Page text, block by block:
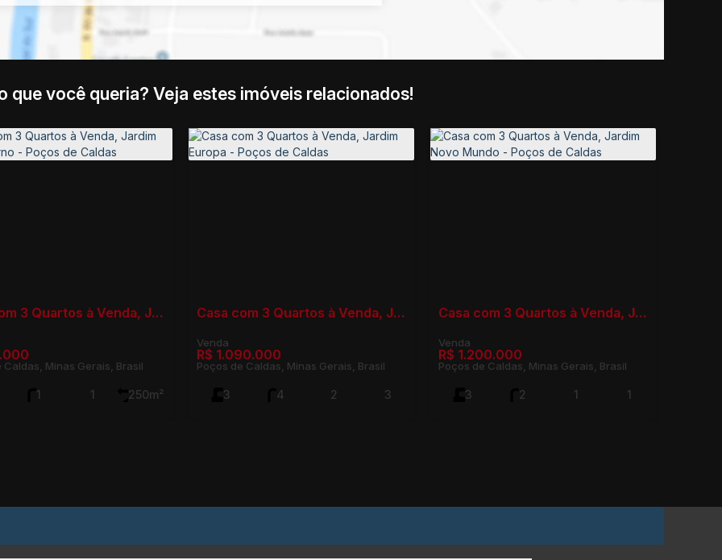
que você queria? Veja estes imóveis relacionados!
Casa com 3 Quartos à Venda, Jardim do Contorno - Poços de Caldas
Caldas, Minas Gerais, Brasil
1 1
250m²
Casa com 3 Quartos à Venda, Jardim Europa - Poços de Caldas
R$ 1.090.000
Poços de Caldas, Minas Gerais, Brasil
3 4 2
3
Casa com 3 Quartos à Venda, Jardim Novo Mundo - Poços de Caldas
R$ 1.200.000
Poços de Caldas, Minas Gerais, Brasil
3 2 1
1